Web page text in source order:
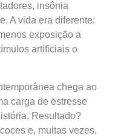
insônia
A vida era diferente:
exposição a
artificiais o
chega ao
carga de estresse
Resultado?
e, muitas vezes,